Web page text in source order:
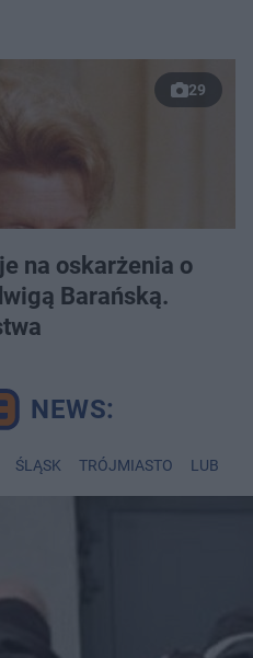
29
na oskarżenia o
Barańską.
ŚLĄSK TRÓJMIASTO LUBLIN